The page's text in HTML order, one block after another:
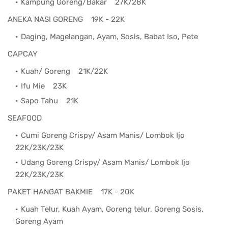
Kampung Goreng/Bakar 27K/28K
ANEKA NASI GORENG 19K - 22K
Daging, Magelangan, Ayam, Sosis, Babat Iso, Pete
CAPCAY
Kuah/ Goreng 21K/22K
Ifu Mie 23K
Sapo Tahu 21K
SEAFOOD
Cumi Goreng Crispy/ Asam Manis/ Lombok Ijo
22K/23K/23K
Udang Goreng Crispy/ Asam Manis/ Lombok Ijo
22K/23K/23K
PAKET HANGAT BAKMIE 17K - 20K
Kuah Telur, Kuah Ayam, Goreng telur, Goreng Sosis,
Goreng Ayam